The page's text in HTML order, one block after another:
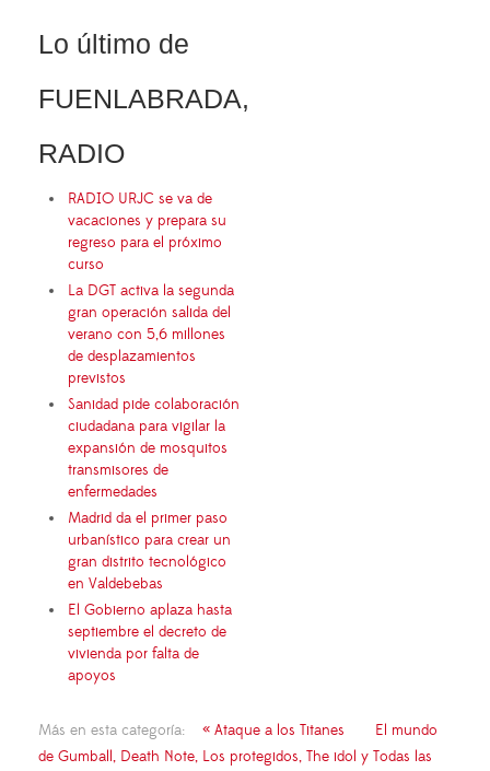
Lo último de
FUENLABRADA,
RADIO
RADIO URJC se va de
vacaciones y prepara su
regreso para el próximo
curso
La DGT activa la segunda
gran operación salida del
verano con 5,6 millones
de desplazamientos
previstos
Sanidad pide colaboración
ciudadana para vigilar la
expansión de mosquitos
transmisores de
enfermedades
Madrid da el primer paso
urbanístico para crear un
gran distrito tecnológico
en Valdebebas
El Gobierno aplaza hasta
septiembre el decreto de
vivienda por falta de
apoyos
Más en esta categoría: « Ataque a los Titanes
El mundo
de Gumball, Death Note, Los protegidos, The idol y Todas las